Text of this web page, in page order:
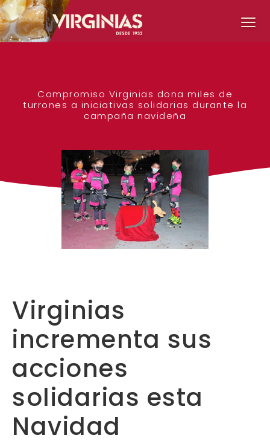
Compromiso Virginias dona miles de
turrones a iniciativas solidarias durante la
campaña navideña
Virginias
incrementa sus
acciones
solidarias esta
Navidad